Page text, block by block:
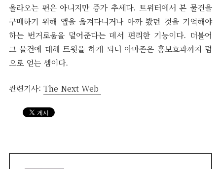
올라오는 편은 아니지만 증가 추세다. 트위터에서 본 물건을
구매하기 위해 앱을 옮겨다니거나 아까 봤던 것을 기억해야
하는 번거로움을 덜어준다는 데서 편리한 기능이다. 더불어
그 물건에 대해 트윗을 하게 되니 아마존은 홍보효과까지 덤
으로 얻는 셈이다.
관련기사: The Next Web